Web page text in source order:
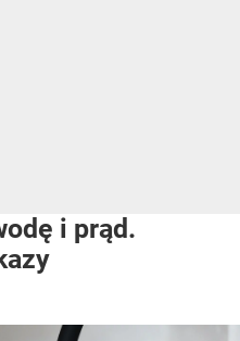
i prąd.